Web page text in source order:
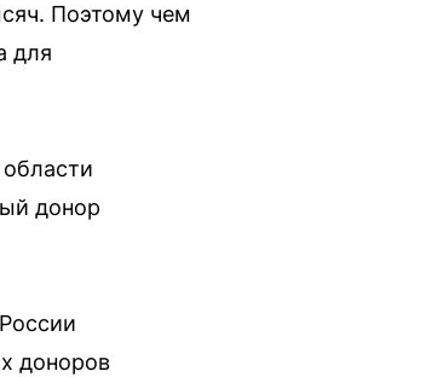
Поэтому чем
для
донор
доноров